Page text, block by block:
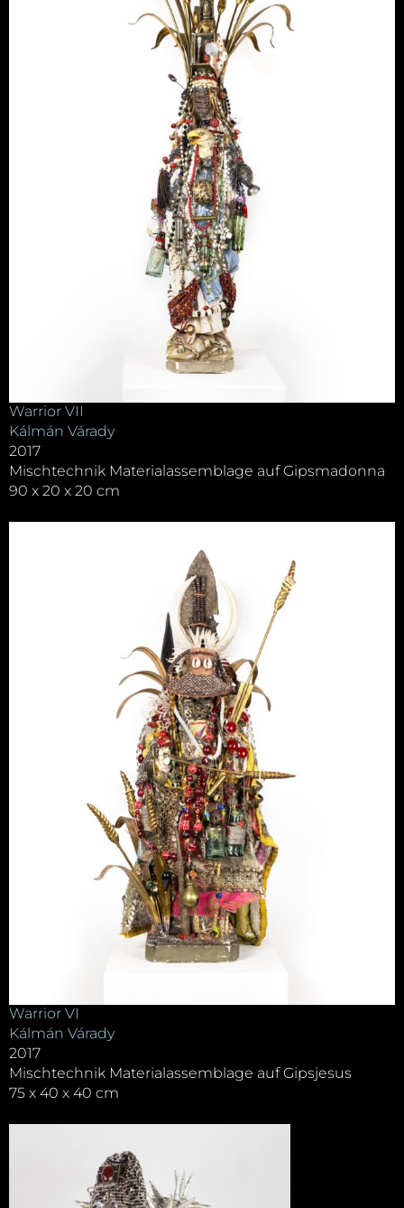
Warrior VII
Kálmán Várady
2017
Mischtechnik Materialassemblage auf Gipsmadonna
90 x 20 x 20 cm
Warrior VI
Kálmán Várady
2017
Mischtechnik Materialassemblage auf Gipsjesus
75 x 40 x 40 cm